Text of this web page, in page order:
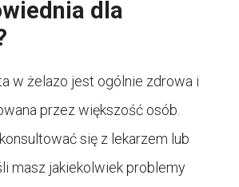
dla
w żelazo jest ogólnie zdrowa i
przez większość osób.
się z lekarzem lub
masz jakiekolwiek problemy